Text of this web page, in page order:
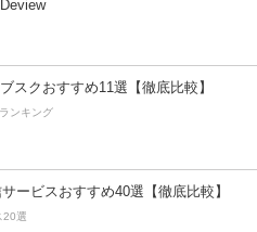
スクおすすめ11選【徹底比較】
ンキング
ービスおすすめ40選【徹底比較】
20選